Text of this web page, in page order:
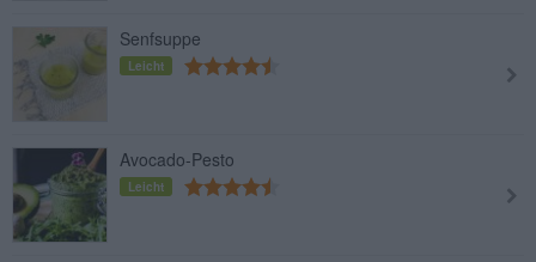
Senfsuppe
Leicht
Avocado-Pesto
Leicht